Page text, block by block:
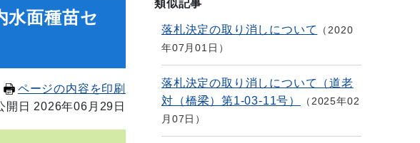
水面種苗セ
ページの内容を印刷
開日 2026年06月29日
類似記事
落札決定の取り消しについて
2020
年07月01日
落札決定の取り消しについて（道老
対（橋梁）第1-03-11号）
2025年02
月07日